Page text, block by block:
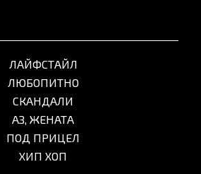
ЛАЙФСТАЙЛ
ЛЮБОПИТНО
СКАНДАЛИ
АЗ, ЖЕНАТА
ПОД ПРИЦЕЛ
ХИП ХОП